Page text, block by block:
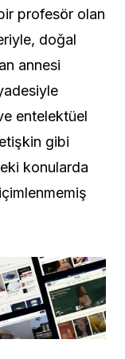
profesör olan
doğal
annesi
entelektüel
gibi
konularda